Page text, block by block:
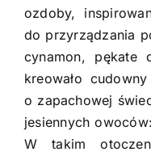
ozdoby,
do przyrządzania
cynamon, pękate
kreowało
o zapachowej
jesiennych
W takim